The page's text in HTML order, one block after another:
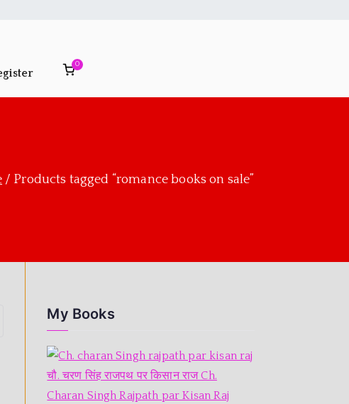
0
Products tagged “romance books on sale”
My Books
चौ. चरण सिंह राजपथ पर किसान राज Ch.
Charan Singh Rajpath par Kisan Raj